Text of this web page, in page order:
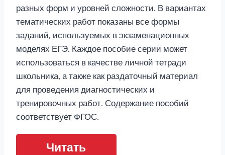
разных форм и уровней сложности. В вариантах
тематических работ показаны все формы
заданий, используемых в экзаменационных
моделях ЕГЭ. Каждое пособие серии может
использоваться в качестве личной тетради
школьника, а также как раздаточный материал
для проведения диагностических и
тренировочных работ. Содержание пособий
соответствует ФГОС.
Читать